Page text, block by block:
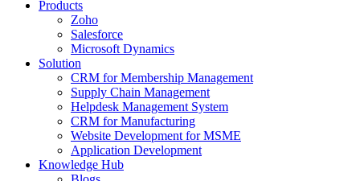
Products
Zoho
Salesforce
Microsoft Dynamics
Solution
CRM for Membership Management
Supply Chain Management
Helpdesk Management System
CRM for Manufacturing
Website Development for MSME
Application Development
Knowledge Hub